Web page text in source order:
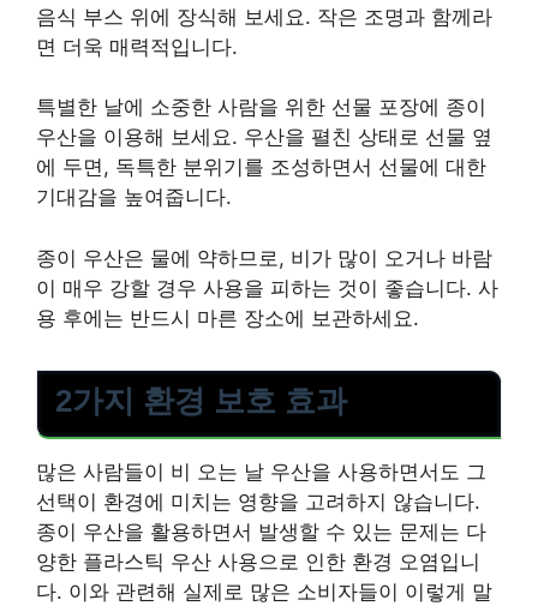
음식 부스 위에 장식해 보세요. 작은 조명과 함께라
면 더욱 매력적입니다.
특별한 날에 소중한 사람을 위한 선물 포장에 종이
우산을 이용해 보세요. 우산을 펼친 상태로 선물 옆
에 두면, 독특한 분위기를 조성하면서 선물에 대한
기대감을 높여줍니다.
종이 우산은 물에 약하므로, 비가 많이 오거나 바람
이 매우 강할 경우 사용을 피하는 것이 좋습니다. 사
용 후에는 반드시 마른 장소에 보관하세요.
2가지 환경 보호 효과
많은 사람들이 비 오는 날 우산을 사용하면서도 그
선택이 환경에 미치는 영향을 고려하지 않습니다.
종이 우산을 활용하면서 발생할 수 있는 문제는 다
양한 플라스틱 우산 사용으로 인한 환경 오염입니
다. 이와 관련해 실제로 많은 소비자들이 이렇게 말